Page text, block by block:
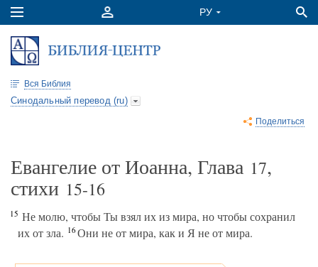
Вся Библия
Синодальный перевод (ru)
Поделиться
Евангелие от Иоанна, Глава 17,
стихи 15-16
15 Не молю, чтобы Ты взял их из мира, но чтобы сохранил
их от зла. 16Они не от мира, как и Я не от мира.